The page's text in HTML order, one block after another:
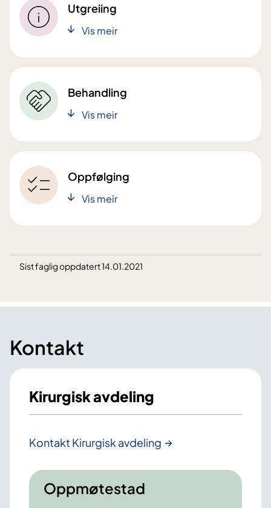
Utgreiing
Vis meir
Behandling
Vis meir
Oppfølging
Vis meir
Sist faglig oppdatert 14.01.2021
Kontakt
Kirurgisk avdeling
Kontakt Kirurgisk avdeling
Oppmøtestad